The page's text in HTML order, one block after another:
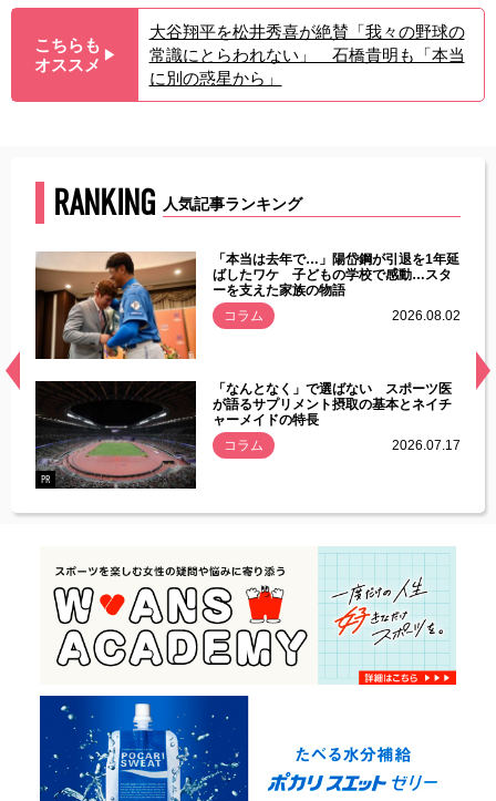
こちらも
オススメ ▶︎
大谷翔平を松井秀喜が絶賛「我々の野球の
常識にとらわれない」 石橋貴明も「本当
に別の惑星から」
RANKING 人気記事ランキング
常
「本当は去年で…」陽岱鋼が引退を1年延
ばしたワケ 子どもの学校で感動…スタ
ーを支えた家族の物語
コラム
2026.08.02
PR
「なんとなく」で選ばない スポーツ医
が語るサプリメント摂取の基本とネイチ
ャーメイドの特長
コラム
2026.07.17